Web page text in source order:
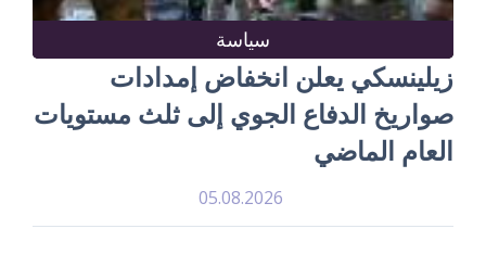
سياسة
زيلينسكي يعلن انخفاض إمدادات
صواريخ الدفاع الجوي إلى ثلث مستويات
العام الماضي
05.08.2026